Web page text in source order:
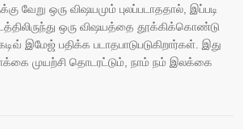
வேறு ஒரு விஷயமும் புலப்படாததால், இப்படி
ஒரு விஷயத்தை தூக்கிக்கொண்டு
இமேஜ் பதிக்க படாதபாடுபடுகிறார்கள். இது
முயற்சி தொடரட்டும், நாம் நம் இலக்கை